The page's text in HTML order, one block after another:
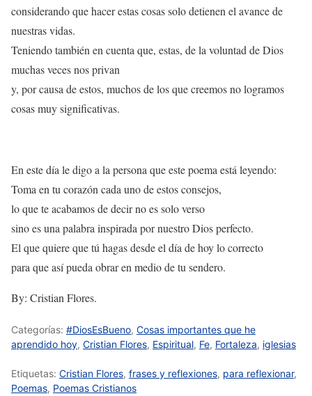
considerando que hacer estas cosas solo detienen el avance de
nuestras vidas.
Teniendo también en cuenta que, estas, de la voluntad de Dios
muchas veces nos privan
y, por causa de estos, muchos de los que creemos no logramos
cosas muy significativas.
En este día le digo a la persona que este poema está leyendo:
Toma en tu corazón cada uno de estos consejos,
lo que te acabamos de decir no es solo verso
sino es una palabra inspirada por nuestro Dios perfecto.
El que quiere que tú hagas desde el día de hoy lo correcto
para que así pueda obrar en medio de tu sendero.
By: Cristian Flores.
Categorías: #DiosEsBueno, Cosas importantes que he
aprendido hoy, Cristian Flores, Espiritual, Fe, Fortaleza, iglesias
Etiquetas: Cristian Flores, frases y reflexiones, para reflexionar,
Poemas, Poemas Cristianos